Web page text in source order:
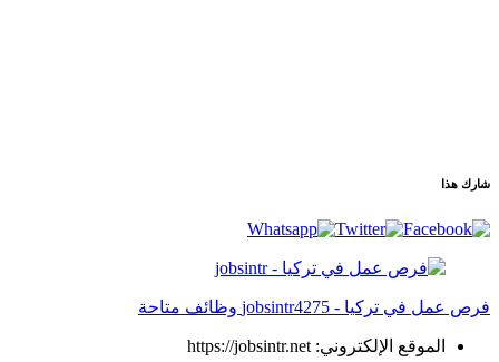
شارك هذا
فرص عمل في تركيا - jobsintr 4275 وظائف متاحة
الموقع الإلكتروني: https://jobsintr.net